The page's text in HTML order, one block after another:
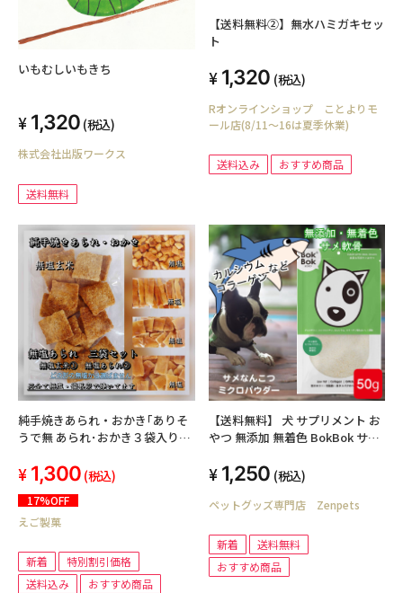
いもむしいもきち
1,320 (税込)
株式会社出版ワークス
送料無料
【送料無料②】無水ハミガキセッ
ト
1,320 (税込)
Rオンラインショップ ことよりモ
ール店(8/11～16は夏季休業)
送料込み おすすめ商品
純手焼きあられ・おかき｢ありそ
うで無 あられ･おかき３袋入り｣
1,300 (税込)
17%OFF
えご製菓
新着
特別割引価格
送料込み
おすすめ商品
【送料無料】 犬 サプリメント お
やつ 無添加 無着色 BokBok サメ
サイズ 低脂肪 ヘルシー ケア 健康
1,250 (税込)
ペットグッズ専門店 Zenpets
新着
送料無料
おすすめ商品